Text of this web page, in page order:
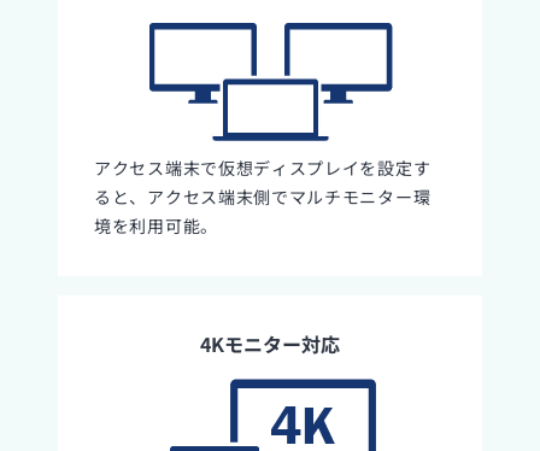
アクセス端末で仮想ディスプレイを設定す
ると、アクセス端末側でマルチモニター環
境を利用可能。
4Kモニター対応